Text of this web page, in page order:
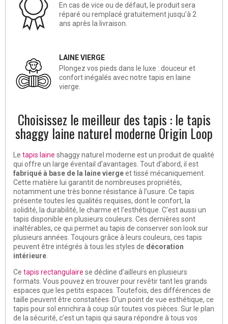
En cas de vice ou de défaut, le produit sera
réparé ou remplacé gratuitement jusqu’à 2
ans après la livraison.
LAINE VIERGE
Plongez vos pieds dans le luxe : douceur et
confort inégalés avec notre tapis en laine
vierge.
Choisissez le meilleur des tapis : le tapis
shaggy laine naturel moderne Origin Loop
Le tapis laine shaggy naturel moderne est un produit de qualité
qui offre un large éventail d’avantages. Tout d’abord, il est
fabriqué à base de la laine viergeet tissé mécaniquement.
Cette matière lui garantit de nombreuses propriétés,
notamment une très bonne résistance à l’usure. Ce tapis
présente toutes les qualités requises, dont le confort, la
solidité, la durabilité, le charme et l’esthétique. C’est aussi un
tapis disponible en plusieurs couleurs. Ces dernières sont
inaltérables, ce qui permet au tapis de conserver son look sur
plusieurs années. Toujours grâce à leurs couleurs, ces tapis
peuvent être intégrés à tous les styles de décoration
intérieure
Ce tapis rectangulaire se décline d’ailleurs en plusieurs
formats. Vous pouvez en trouver pour revêtir tant les grands
espaces que les petits espaces. Toutefois, des différences de
taille peuvent être constatées. D’un point de vue esthétique, ce
tapis pour sol enrichira à coup sûr toutes vos pièces. Sur le plan
de la sécurité, c’est un tapis qui saura répondre à tous vos